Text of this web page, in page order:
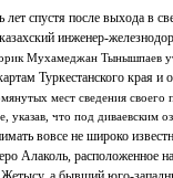
лет спустя после выхода в
инженер-
Мухамеджан Тынышпаев
Туркестанского края и
мест сведения своего
указав, что под диваевским
вовсе не широко
Алаколь, расположенное